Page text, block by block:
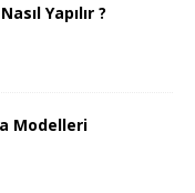
Yapılır ?
Modelleri